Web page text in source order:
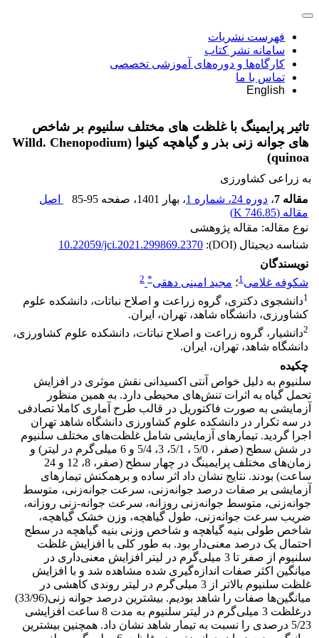
فهرست نشریات
سامانه نشر کتاب
کارگاه‌ها و دوره‌های آموزشی تخصصی
تماس با ما
English
تاثیر پرایمینگ با غلظت‌ های مختلف سلنیوم بر شاخص‌
های جوانه‌ زنی بذر و گیاهچه کینوا (Willd. Chenopodium
quinoa)
به زراعی کشاورزی
مقاله 7
، دوره 24، شماره 1 ، بهار 1401 ، صفحه 85-95
اصل
مقاله (746.85 K
)
نوع مقاله: مقاله پژوهشی
شناسه دیجیتال (DOI):
10.22059/jci.2021.299869.2370
نویسندگان
شکوفه غلامی1؛ مجید امینی دهقی*
2
1دانشجوی دکتری، گروه زراعت و اصلاح نباتات، دانشکده علوم
کشاورزی، دانشگاه شاهد، تهران، ایران.
2دانشیار، گروه زراعت و اصلاح نباتات، دانشکده علوم کشاورزی،
دانشگاه شاهد، تهران، ایران.
چکیده
سلنیوم به دلیل خواص آنتی اکسیدانی نقش موثری در افزایش
تحمل گیاه به اثرات تنش‌های محیطی دارد. به همین منظور
آزمایشی به صورت فاکتوریل در قالب طرح آماری کاملا تصادفی
در سه تکرار در دانشکده علوم کشاورزی دانشگاه شاهد تهران
اجرا گردید. تیمارهای آزمایشی شامل غلظت‌های مختلف سلنیوم
در شش سطح (صفر ، 5/0 ، 5/1، 3، 5/4 و 6 میلی‌گرم در لیتر) و
زمان‌های مختلف پرایمینگ در چهار سطح (صفر، 8، 12 و 24
ساعت) بودند. نتایج نشان داد اثر ساده و برهمکنش تیمارهای
آزمایشی بر صفات درصد جوانه‌زنی، سرعت جوانه‌زنی، متوسط
جوانه‌زنی، متوسط جوانه‌زنی روزانه، سرعت جوانه-زنی روزانه،
ضریب سرعت جوانه‌زنی، طول گیاهچه، وزن خشک گیاهچه،
شاخص طولی بنیه گیاهچه و شاخص وزنی بنیه گیاهچه در سطح
احتمال یک درصد معنی‌دار بود. به طور کلی با افزایش غلظت
سلنیوم از صفر تا 3 میلی‌گرم در لیتر افزایش معنی‌داری در
میانگین اکثر صفات اندازه‌گیری شده مشاهده شد و با افزایش
غلظت سلنیوم بالاتر از 3 میلی‌گرم در لیتر روندی کاهشی در
میانگین‌ها صفات را شاهد بودیم. بیشترین درصد جوانه زنی(33/96)
درغلظت 3 میلی‌گرم در لیتر سلنیوم به مدت 8 ساعت افزایشی
5/23 درصدی را نسبت به تیمار شاهد نشان داد. همچنین بیشترین